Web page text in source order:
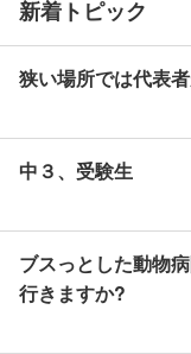
新着トピック
狭い場所では代表
中３、受験生
ブスっとした動物
行きますか?